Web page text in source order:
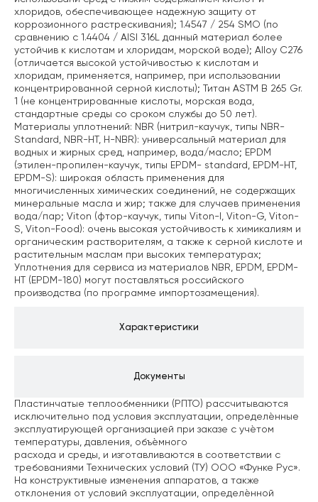
Характеристики
Документы
хлоридов, обеспечивающее надежную защиту от
коррозионного растрескивания); 1.4547 / 254 SMO (по
сравнению с 1.4404 / AISI 316L данный материал более
устойчив к кислотам и хлоридам, морской воде); Alloy C276
(отличается высокой устойчивостью к кислотам и
хлоридам, применяется, например, при использовании
концентрированной серной кислоты); Титан ASTM B 265 Gr.
1 (не концентрированные кислоты, морская вода,
стандартные среды со сроком службы до 50 лет).
Материалы уплотнений: NBR (нитрил-каучук, типы NBR-
Standard, NBR-HT, H-NBR): универсальный материал для
водных и жирных сред, например, вода/масло; EPDM
(этилен-пропилен-каучук, типы EPDM- standard, EPDM-HT,
EPDM-S): широкая область применения для
многичисленных химических соединений, не содержащих
минеральные масла и жир; также для случаев применения
вода/пар; Viton (фтор-каучук, типы Viton-I, Viton-G, Viton-
S, Viton-Food): очень высокая устойчивость к химикалиям и
органическим растворителям, а также к серной кислоте и
растительным маслам при высоких температурах;
Уплотнения для сервиса из материалов NBR, EPDM, EPDM-
HT (EPDM-180) могут поставляться российского
производства (по программе импортозамещения).
Пластинчатые теплообменники (РПТО) рассчитываются
исключительно под условия эксплуатации, определѐнные
эксплуатирующей организацией при заказе с учѐтом
температуры, давления, объѐмного
расхода и среды, и изготавливаются в соответствии с
требованиями Технических условий (ТУ) ООО «Функе Рус».
На конструктивные изменения аппаратов, а также
отклонения от условий эксплуатации, определѐнной